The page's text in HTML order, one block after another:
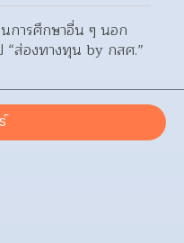
การศึกษาอื่น ๆ นอก
“ส่องทางทุน by กสศ.”